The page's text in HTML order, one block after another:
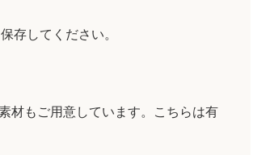
存してください。
材もご用意しています。こちらは有